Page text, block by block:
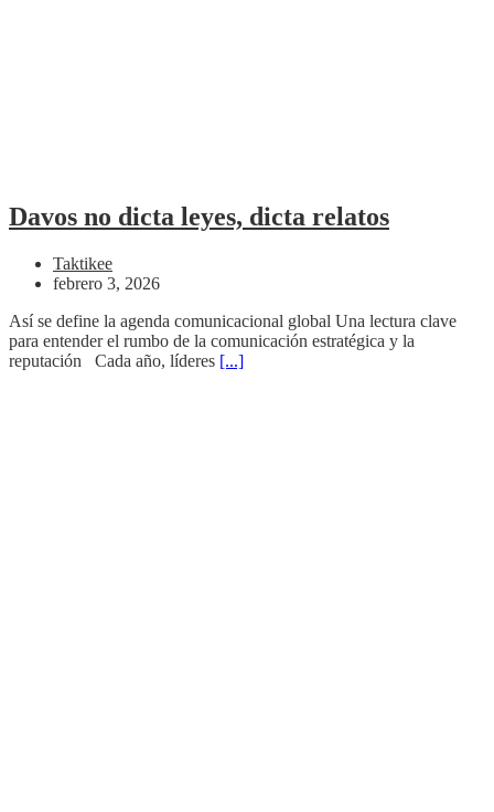
Davos no dicta leyes, dicta relatos
Taktikee
febrero 3, 2026
Así se define la agenda comunicacional global Una lectura clave
para entender el rumbo de la comunicación estratégica y la
reputación Cada año, líderes [...]